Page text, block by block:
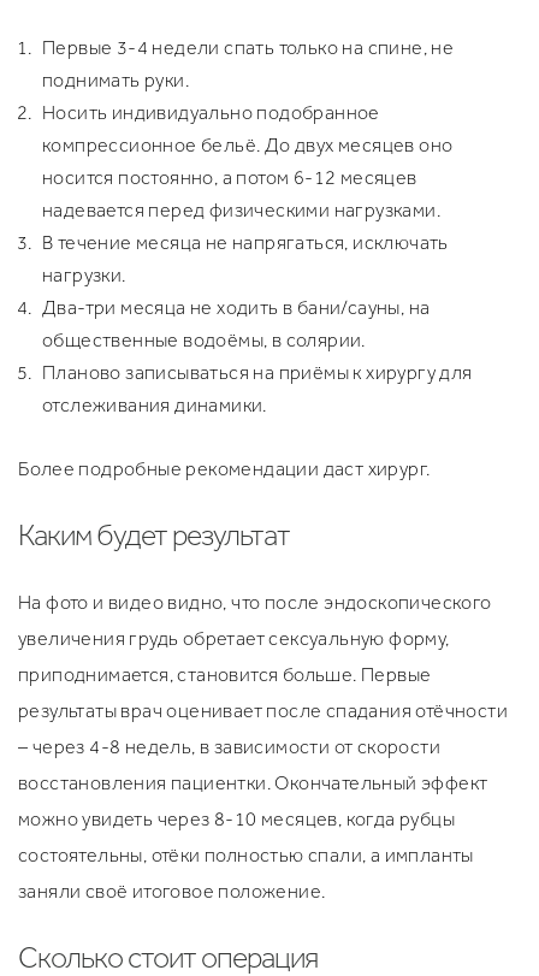
Первые 3-4 недели спать только на спине, не
поднимать руки.
Носить индивидуально подобранное
компрессионное бельё. До двух месяцев оно
носится постоянно, а потом 6-12 месяцев
надевается перед физическими нагрузками.
В течение месяца не напрягаться, исключать
нагрузки.
Два-три месяца не ходить в бани/сауны, на
общественные водоёмы, в солярии.
Планово записываться на приёмы к хирургу для
отслеживания динамики.
Более подробные рекомендации даст хирург.
Каким будет результат
На фото и видео видно, что после эндоскопического
увеличения грудь обретает сексуальную форму,
приподнимается, становится больше. Первые
результаты врач оценивает после спадания отёчности
– через 4-8 недель, в зависимости от скорости
восстановления пациентки. Окончательный эффект
можно увидеть через 8-10 месяцев, когда рубцы
состоятельны, отёки полностью спали, а импланты
заняли своё итоговое положение.
Сколько стоит операция